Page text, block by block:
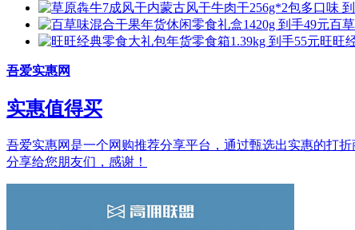
百
旺旺
吾爱实惠网
实惠值得买
吾爱实惠网是一个网购推荐分享平台，通过甄选出实惠的打
分享给您朋友们，感谢！